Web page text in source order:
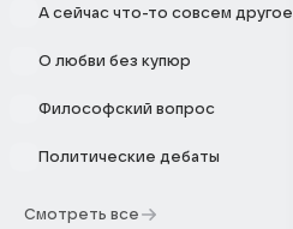
А сейчас что-то совсем другое
О любви без купюр
Философский вопрос
Политические дебаты
Смотреть все